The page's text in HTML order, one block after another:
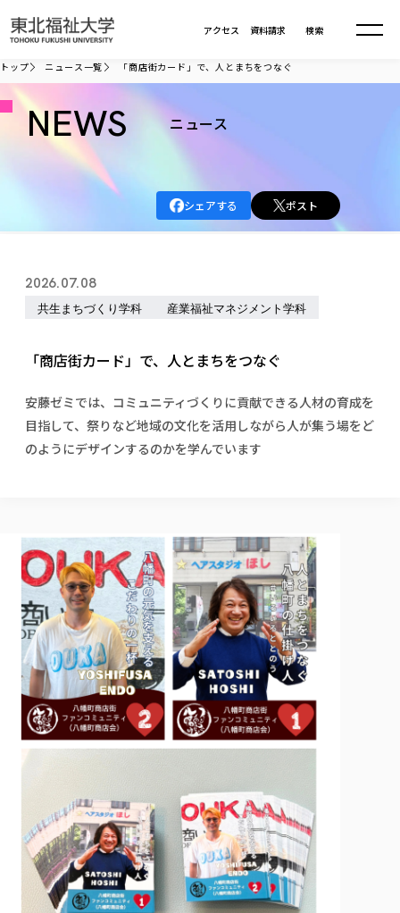
資料請求
アクセス 検索
大学について
建学の精神・教育の理念
教育方針
大学の概要
大学の歩み
校歌の歴史
校章・マーク・カラー
寄附の受け入れ
役員・評議員一覧
キャンパス案内
大学の取り組み
社会連携・研究
カリキュラム編成ガイドライン
本学のシラバスについて
一般事業主行動計画
初年次教育（リエゾンゼミⅠ）について
リエゾンゼミ・ナビ（テキスト等）
お役立ち情報（リンク集）
放射線モニタリング測定結果（国見キャンパス）
情報公開
寄附行為
ガバナンス・コード
IR情報
学校教育法施行規則第172条の2に基づく情報公開
教職課程における情報の公表
学部・学科等設置計画履行状況報告書
情報公開規程
学部・大学院
学部・大学院TOP
福祉心理学科
共生まちづくり学部
教育学部
教育学科
健康科学部
健康科学部
産業福祉マネジメント学科
仏教専修科
大学院
大学院
総合福祉学研究科 社会福祉学専攻 修士課程
総合福祉学研究科 社会福祉学専攻 博士課程
総合福祉学研究科 福祉心理学専攻 修士課程
教育学研究科 教育学専攻 修士課程
通信教育部
通信教育部
通信制大学院 総合福祉学研究科 社会福祉学専攻 修士課程
通信制大学院 総合福祉学研究科 福祉心理学専攻 修士課程
カリキュラム（学部・大学院）
その他の就学機会
学びの特徴
ICT教育
初年次教育（リエゾンゼミⅠ）
実学臨床教育（総合福祉学部のみ履修可能）
教員紹介・業績
学びのサポート
学びのサポート
デジタルパンフ
進学相談会
取得可能な資格・免許
進路・就職支援
東北福祉大学のキャリア教育
採用ご担当者様へ
センター長の挨拶
求人の受付について
単独学内説明会のご案内
在学生の方
在学生の方
資格取得報奨制度について
東北福祉大学求人・インターンシップ検索サイト（キャリタス
卒業生の方
卒業生の方
卒業後のキャリア支援体制
在学生による訪問、情報提供へのご協力のお願い
卒業生アンケート
よくあるご質問
東北福祉大学のDNA
在学生インタビュー
体育会・運動サークル紹介 国際交流TOP
海外留学・研修
外国人在学生
Prospective Students
学生支援センター国際交流の活動
スタッフ紹介
社会連携・研究
東北福祉大学の研究活動
東北福祉大学の研究活動
東北福祉大学の研究紹介
共同研究等をご検討の皆様へ
東北福祉大学の紀要・リポジトリ
東北福祉大学の紀要・リポジトリ
研究紀要
教職研究
東北福祉大学教育・教職センター特別支援教育研究年報一覧
芹沢銈介美術工芸館年報
東北福祉大学オープンアクセス方針
産学・産学官連携
産学・産学官連携
「高齢者のフレイル予防及びデジタルデバイド解消に向けた産
高齢者施設特化型モジュラー車いす開発
社会貢献・地域連携活動
社会貢献・地域連携活動
社会貢献への取り組み
各種社会貢献活動の窓口
伝承講座「311『伝える／備える』次世代塾」
JICA草の根技術協力事業
被災地の子ども支援活動
生涯学習・社会人講座
自治体・団体等との主な協定
研究所について
研究者のご紹介
生涯教育・キャリア教育TOP
生涯学習・社会人講座
月例TFU実学臨床研究セミナー
特別支援教育研究室
TFU教育フォーラム
関連法人
取材について
施設利用
同窓会
Universal Passport
トップ ニュース一覧 「商店街カード」で、人とまちをつなぐ
NEWS ニュース
シェアする ポスト
2026.07.08
共生まちづくり学科 産業福祉マネジメント学科
「商店街カード」で、人とまちをつなぐ
安藤ゼミでは、コミュニティづくりに貢献できる人材の育成を
目指して、祭りなど地域の文化を活用しながら人が集う場をど
のようにデザインするのかを学んでいます